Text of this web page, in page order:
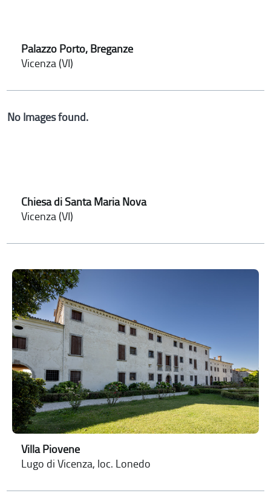
Palazzo Porto, Breganze
Vicenza (VI)
No Images found.
Chiesa di Santa Maria Nova
Vicenza (VI)
Villa Piovene
Lugo di Vicenza, loc. Lonedo